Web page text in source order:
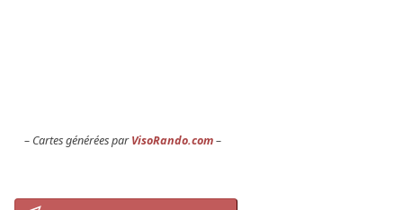
Cartes générées parVisoRando.com